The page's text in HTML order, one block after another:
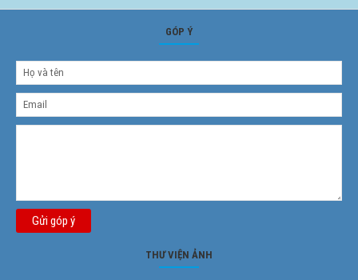
GÓP Ý
Gửi góp ý
THƯ VIỆN ẢNH